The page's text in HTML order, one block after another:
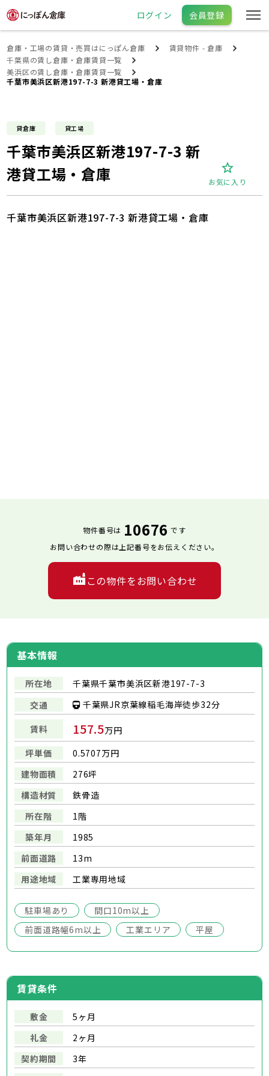
ログイン 会員登録
倉庫・工場の賃貸・売買はにっぽん倉庫
賃貸物件 - 倉庫
千葉県の賃し倉庫・倉庫賃貸一覧
美浜区の賃し倉庫・倉庫賃貸一覧
千葉市美浜区新港197-7-3 新港貸工場・倉庫
貸倉庫 貸工場
千葉市美浜区新港197-7-3 新
港貸工場・倉庫
お気に入り
基本情報
所在地
千葉県千葉市美浜区新港197-7-3
交通
千葉県JR京葉線稲毛海岸徒歩32分
賃料 157.5万円
坪単価
0.5707万円
建物面積
276坪
構造材質
鉄骨造
所在階
1階
築年月
1985
前面道路
13m
用途地域
工業専用地域
駐車場あり
間口10m以上
前面道路幅6m以上
工業エリア 平屋
千葉市美浜区新港197-7-3 新港貸工場・倉庫
物件番号は 10676 です
お問い合わせの際は上記番号をお伝えください。
この物件をお問い合わせ
賃貸条件
敷金
5ヶ月
礼金
2ヶ月
契約期間
3年